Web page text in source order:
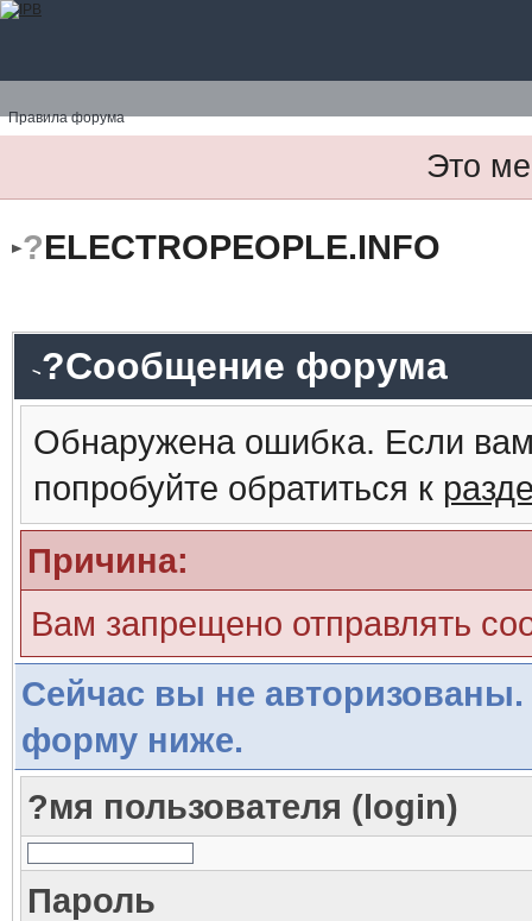
Правила форума
Это
?ELECTROPEOPLE.INFO
?Сообщение форума
Обнаружена ошибка. Если
попробуйте обратиться к
Причина:
Вам запрещено отправлять
Сейчас вы не авторизованы.
форму ниже.
?мя пользователя (login)
Пароль